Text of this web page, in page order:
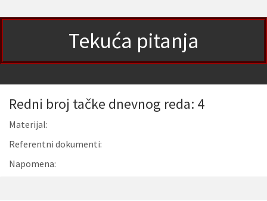
Tekuća pitanja
Redni broj tačke dnevnog reda: 4
Materijal:
Referentni dokumenti:
Napomena: